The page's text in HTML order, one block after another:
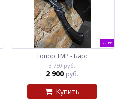
-23%
Топор ТМР - Барс
3 750 руб.
2 900 руб.
Купить